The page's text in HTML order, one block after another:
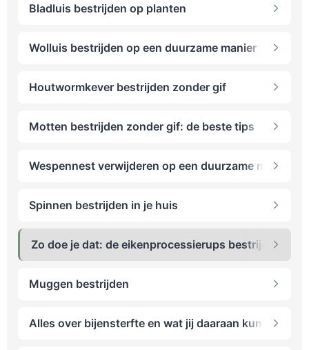
Bladluis bestrijden op planten
Wolluis bestrijden op een duurzame manier
Houtwormkever bestrijden zonder gif
Motten bestrijden zonder gif: de beste tips
Wespennest verwijderen op een duurzame manier
Spinnen bestrijden in je huis
Zo doe je dat: de eikenprocessierups bestrijden op
Muggen bestrijden
Alles over bijensterfte en wat jij daaraan kunt